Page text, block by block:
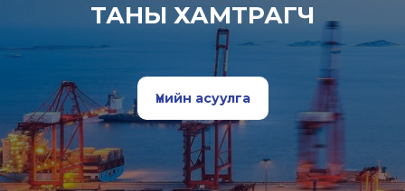
ТАНЫ ХАМТРАГЧ
Үнийн асуулга